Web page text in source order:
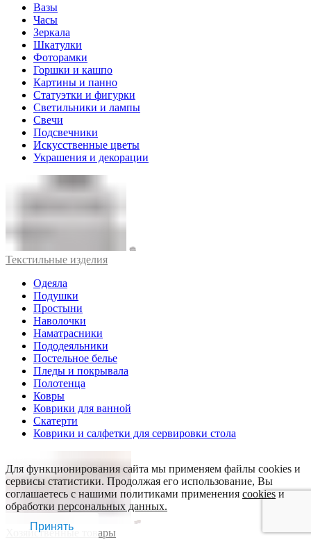
Вазы
Часы
Зеркала
Шкатулки
Фоторамки
Горшки и кашпо
Картины и панно
Статуэтки и фигурки
Светильники и лампы
Свечи
Подсвечники
Искусственные цветы
Украшения и декорации
Текстильные изделия
Одеяла
Подушки
Простыни
Наволочки
Наматрасники
Пододеяльники
Постельное белье
Пледы и покрывала
Полотенца
Ковры
Коврики для ванной
Скатерти
Коврики и салфетки для сервировки стола
Хозяйственные товары
Для функционирования сайта мы применяем файлы cookies и
сервисы статистики. Продолжая его использование, Вы
соглашаетесь с нашими политиками применения cookiesи
обработки персональных данных.
Принять